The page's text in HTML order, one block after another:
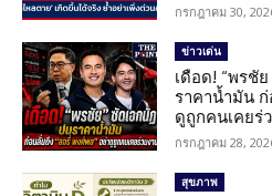
กรกฎาคม 30,
ข่าวเด่น
เดือด! “พรชั
ราคาน้ำมัน ก่
ดูถูกคนเคยร่
กรกฎาคม 28,
สุขภาพ